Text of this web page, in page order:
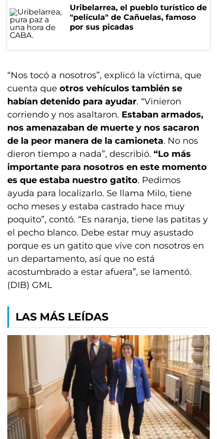
Uribelarrea, el pueblo turístico de
"película" de Cañuelas, famoso
por sus picadas
“Nos tocó a nosotros”, explicó la víctima, que
cuenta que otros vehículos también se
habían detenido para ayudar. “Vinieron
corriendo y nos asaltaron. Estaban armados,
nos amenazaban de muerte y nos sacaron
de la peor manera de la camioneta. No nos
dieron tiempo a nada”, describió. “Lo más
importante para nosotros en este momento
es que estaba nuestro gatito. Pedimos
ayuda para localizarlo. Se llama Milo, tiene
ocho meses y estaba castrado hace muy
poquito”, contó. “Es naranja, tiene las patitas y
el pecho blanco. Debe estar muy asustado
porque es un gatito que vive con nosotros en
un departamento, así que no está
acostumbrado a estar afuera”, se lamentó.
(DIB) GML
LAS MÁS LEÍDAS